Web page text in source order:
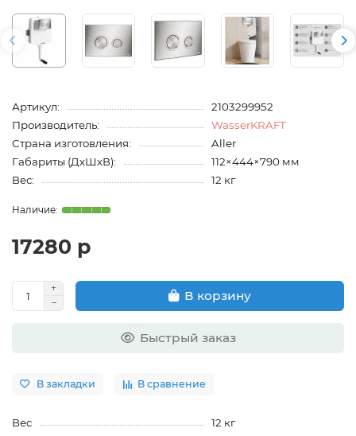
Артикул:
2103299952
Производитель:
WasserKRAFT
Страна изготовления:
Aller
Габариты (ДхШхВ):
112×444×790 мм
Вес:
12 кг
17280 р
В корзину
Быстрый заказ
В закладки В сравнение
Вес
12 кг